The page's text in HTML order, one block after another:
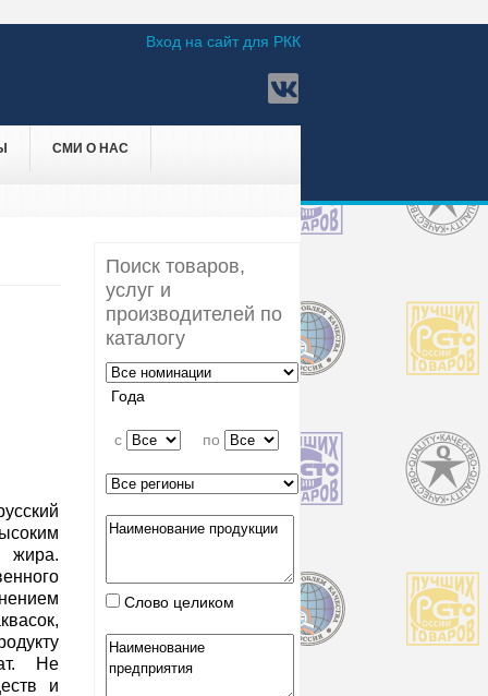
Вход на сайт для РКК
СМИ О НАС
Не
и
Поиск товаров,
услуг и
производителей по
каталогу
Года
c по
Слово целиком